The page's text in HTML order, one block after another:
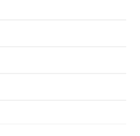
ざいました。